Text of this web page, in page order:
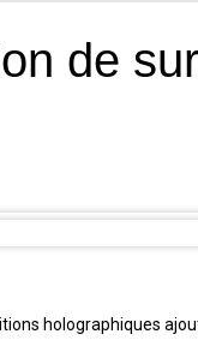
de
holographiques